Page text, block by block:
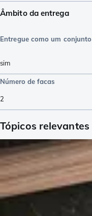
Âmbito da entrega
Entregue como um conjunto
sim
Número de facas
2
Tópicos relevantes